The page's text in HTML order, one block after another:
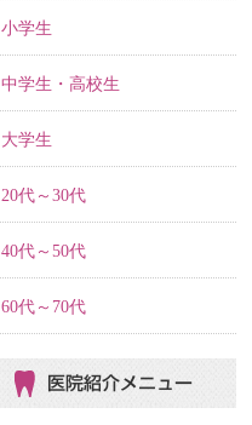
小学生
中学生・高校生
大学生
20代～30代
40代～50代
60代～70代
医院紹介メニュー